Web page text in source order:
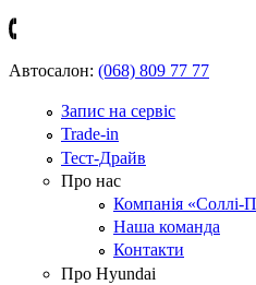
Автосалон: (068) 809 77 77
Запис на сервіс
Trade-in
Тест-Драйв
Про нас
Компанія «Соллі-
Наша команда
Контакти
Про Hyundai